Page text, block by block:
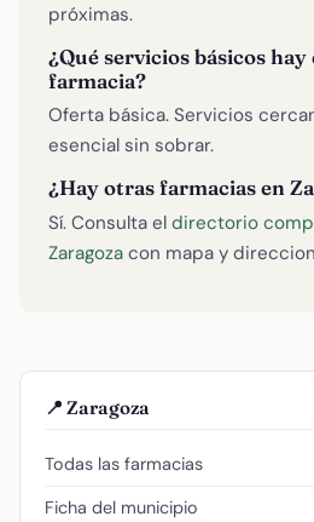
próximas.
¿Qué servicios básicos hay
farmacia?
Oferta básica. Servicios
esencial sin sobrar.
¿Hay otras farmacias en
Sí. Consulta el directorio
Zaragoza con mapa y
📍 Zaragoza
Todas las farmacias
Ficha del municipio